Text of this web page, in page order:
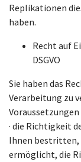
Replikationen
haben.
Recht auf
DSGVO
Sie haben das
Verarbeitung zu
· die Richtigkeit
Ihnen bestritten,
ermöglicht, die